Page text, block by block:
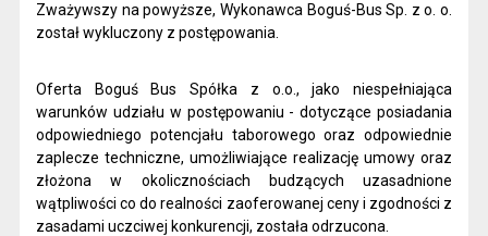
Zważywszy na powyższe, Wykonawca Boguś-Bus Sp. z o. o.
został wykluczony z postępowania.
Oferta Boguś Bus Spółka z o.o., jako niespełniająca
warunków udziału w postępowaniu - dotyczące posiadania
odpowiedniego potencjału taborowego oraz odpowiednie
zaplecze techniczne, umożliwiające realizację umowy oraz
złożona w okolicznościach budzących uzasadnione
wątpliwości co do realności zaoferowanej ceny i zgodności z
zasadami uczciwej konkurencji, została odrzucona.